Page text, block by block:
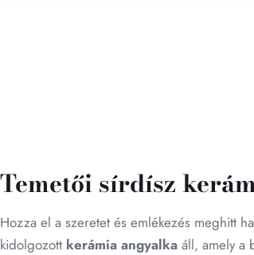
Temetői sírdísz
Hozza el a szeretet és emlékezés meghitt
kidolgozott kerámia angyalka áll, amely a